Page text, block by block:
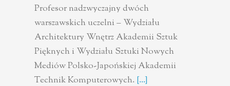
Profesor nadzwyczajny dwóch
warszawskich uczelni – Wydziału
Architektury Wnętrz Akademii Sztuk
Pięknych i Wydziału Sztuki Nowych
Mediów Polsko-Japońskiej Akademii
Technik Komputerowych. [...]